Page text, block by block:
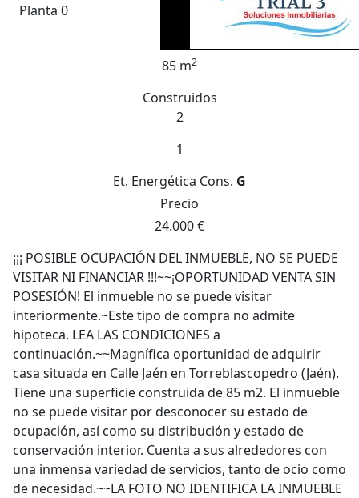
Planta 0
85 m2
Construidos
2
1
Et. Energética Cons. G
Precio
24.000 €
¡¡¡ POSIBLE OCUPACIÓN DEL INMUEBLE, NO SE PUEDE
VISITAR NI FINANCIAR !!!~~¡OPORTUNIDAD VENTA SIN
POSESIÓN! El inmueble no se puede visitar
interiormente.~Este tipo de compra no admite
hipoteca. LEA LAS CONDICIONES a
continuación.~~Magnífica oportunidad de adquirir
casa situada en Calle Jaén en Torreblascopedro (Jaén).
Tiene una superficie construida de 85 m2. El inmueble
no se puede visitar por desconocer su estado de
ocupación, así como su distribución y estado de
conservación interior. Cuenta a sus alrededores con
una inmensa variedad de servicios, tanto de ocio como
de necesidad.~~LA FOTO NO IDENTIFICA LA INMUEBLE